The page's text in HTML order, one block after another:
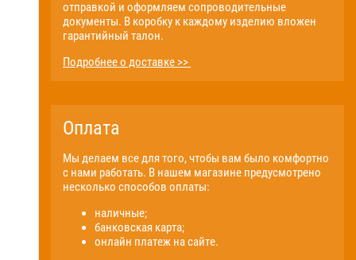
отправкой и оформляем сопроводительные
документы. В коробку к каждому изделию вложен
гарантийный талон.
Подробнее о доставке >>
Оплата
Мы делаем все для того, чтобы вам было комфортно
с нами работать. В нашем магазине предусмотрено
несколько способов оплаты:
наличные;
банковская карта;
онлайн платеж на сайте.